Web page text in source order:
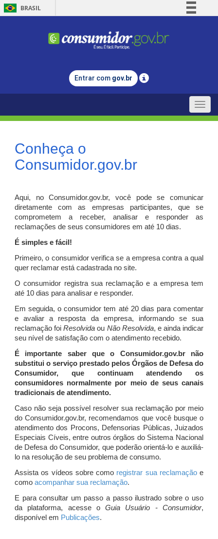
BRASIL
Comunica BR
Legislação
Entrar com gov.br
Toggle
Conheça o
Consumidor.gov.br
Aqui, no Consumidor.gov.br, você pode se comunicar
diretamente com as empresas participantes, que se
comprometem a receber, analisar e responder as
reclamações de seus consumidores em até 10 dias.
É simples e fácil!
Primeiro, o consumidor verifica se a empresa contra a qual
quer reclamar está cadastrada no site.
O consumidor registra sua reclamação e a empresa tem
até 10 dias para analisar e responder.
Em seguida, o consumidor tem até 20 dias para comentar
e avaliar a resposta da empresa, informando se sua
reclamação foiResolvida ou Não Resolvida, e ainda indicar
seu nível de satisfação com o atendimento recebido.
É importante saber que o Consumidor.gov.br não
substitui o serviço prestado pelos Órgãos de Defesa do
Consumidor, que continuam atendendo os
consumidores normalmente por meio de seus canais
tradicionais de atendimento.
Caso não seja possível resolver sua reclamação por meio
do Consumidor.gov.br, recomendamos que você busque o
atendimento dos Procons, Defensorias Públicas, Juizados
Especiais Cíveis, entre outros órgãos do Sistema Nacional
de Defesa do Consumidor, que poderão orientá-lo e auxiliá-
lo na resolução de seu problema de consumo.
Assista os vídeos sobre como registrar sua reclamaçãoe
como acompanhar sua reclamação.
E para consultar um passo a passo ilustrado sobre o uso
da plataforma, acesse oGuia Usuário - Consumidor,
disponível em Publicações.